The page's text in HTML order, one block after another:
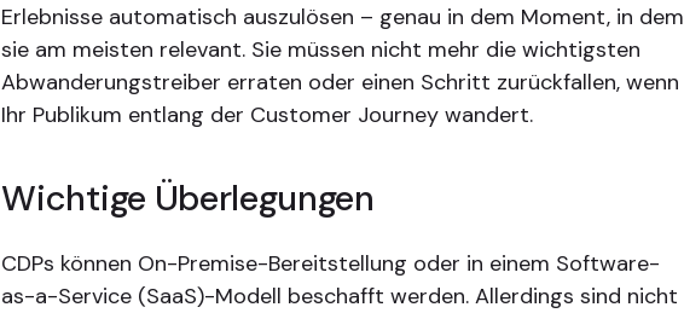
Erlebnisse automatisch auszulösen – genau in dem Moment, in dem
sie am meisten relevant. Sie müssen nicht mehr die wichtigsten
Abwanderungstreiber erraten oder einen Schritt zurückfallen, wenn
Ihr Publikum entlang der Customer Journey wandert.
Wichtige Überlegungen
CDPs können On-Premise-Bereitstellung oder in einem Software-
as-a-Service (SaaS)-Modell beschafft werden. Allerdings sind nicht